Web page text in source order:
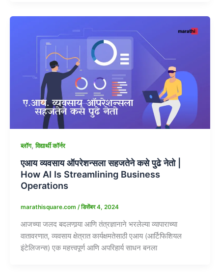
ब्लॉग,विद्यार्थी कॉर्नर
एआय व्यवसाय ऑपरेशन्सला सहजतेने कसे पुढे नेतो |
How AI Is Streamlining Business
Operations
marathisquare.com /डिसेंबर 4, 2024
आजच्या जलद बदलणार्‍या आणि तंत्रज्ञानाने भरलेल्या व्यापाराच्या
वातावरणात, व्यवसाय क्षेत्रात कार्यक्षमतेसाठी एआय (आर्टिफिशियल
इंटेलिजन्स) एक महत्त्वपूर्ण आणि अपरिहार्य साधन बनला